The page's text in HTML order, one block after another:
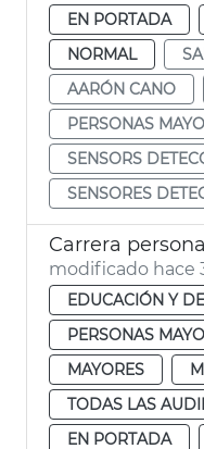
EN PORTADA
NORMAL
AARÓN CANO
PERSONAS
SENSORS
SENSORES
Carrera
modificado hace
EDUCACIÓN Y
PERSONAS
MAYORES
TODAS LAS
EN PORTADA